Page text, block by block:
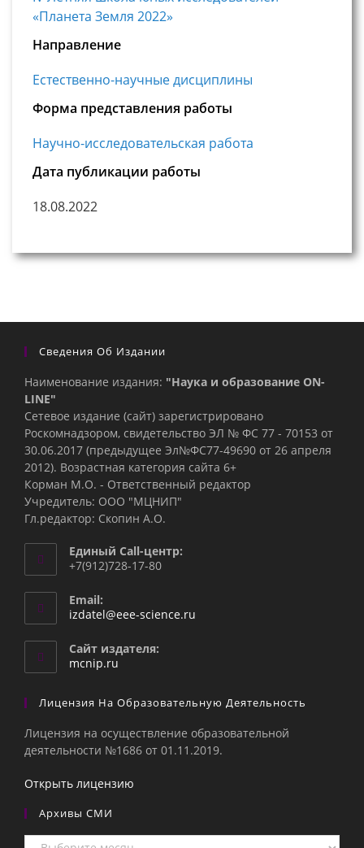
«Планета Земля 2022»
Направление
Естественно-научные дисциплины
Форма представления работы
Научно-исследовательская работа
Дата публикации работы
18.08.2022
Сведения Об Издании
Наименование издания: "Наука и образование ON-
LINE"
Сетевое издание (сайт) зарегистрировано
Роскомнадзором, свидетельство ЭЛ № ФС 77 - 70153 от
30.06.2017 (предыдущее Эл№ФC77-49690 от 26 апреля
2012). Возрастная категория сайта 6+
Корман М.О. - Ответственный редактор
Учредитель: ООО "МЦНИП"
Гл.редактор: Скопин А.О.
Единый Call-центр:
+7(912)728-17-80
Email:
izdatel@eee-science.ru
Сайт издателя:
mcnip.ru
Лицензия На Образовательную Деятельность
Лицензия на осуществление образовательной
деятельности №1686 от 01.11.2019.
Открыть лицензию
Архивы СМИ
Архивы